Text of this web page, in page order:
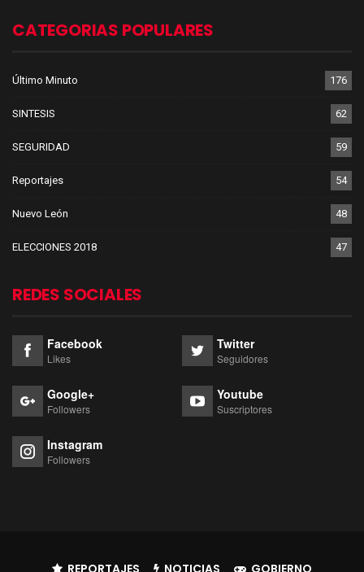
CATEGORIAS POPULARES
Último Minuto 176
SINTESIS 62
SEGURIDAD 59
Reportajes 54
Nuevo León 48
ELECCIONES 2018 47
REDES SOCIALES
Facebook
Likes
Twitter
Seguidores
Google+
Followers
Youtube
Suscriptores
Instagram
Followers
REPORTAJES NOTICIAS GOBIERNO